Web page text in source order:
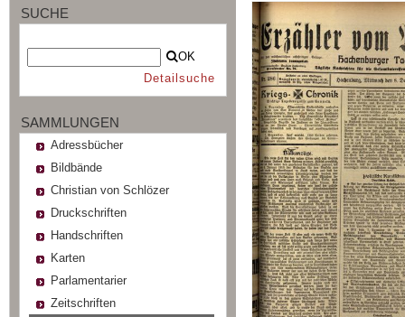
SUCHE
OK
Detailsuche
SAMMLUNGEN
Adressbücher
Bildbände
Christian von Schlözer
Druckschriften
Handschriften
Karten
Parlamentarier
Zeitschriften